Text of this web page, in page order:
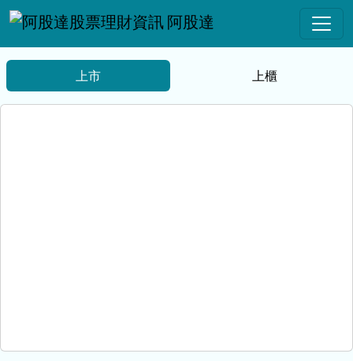
阿股達
上市 上櫃